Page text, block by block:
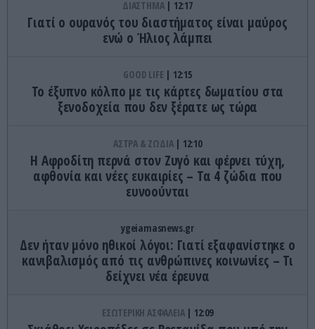
ΔΙΑΣΤΗΜΑ 12:17
Γιατί ο ουρανός του διαστήματος είναι μαύρος
ενώ ο Ήλιος λάμπει
GOOD LIFE 12:15
Το έξυπνο κόλπο με τις κάρτες δωματίου στα
ξενοδοχεία που δεν ξέρατε ως τώρα
ΑΣΤΡΑ & ΖΩΔΙΑ 12:10
Η Αφροδίτη περνά στον Ζυγό και φέρνει τύχη,
αφθονία και νέες ευκαιρίες – Τα 4 ζώδια που
ευνοούνται
ygeiamasnews.gr
Δεν ήταν μόνο ηθικοί λόγοι: Γιατί εξαφανίστηκε ο
κανιβαλισμός από τις ανθρώπινες κοινωνίες – Τι
δείχνει νέα έρευνα
ΕΣΩΤΕΡΙΚΗ ΑΣΦΑΛΕΙΑ 12:09